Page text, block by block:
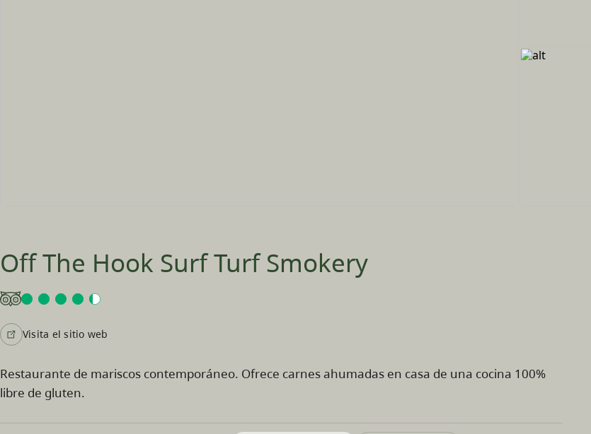
Off The Hook Surf Turf Smokery
Visita el sitio web
Restaurante de mariscos contemporáneo. Ofrece carnes ahumadas en casa de una cocina 100%
libre de gluten.